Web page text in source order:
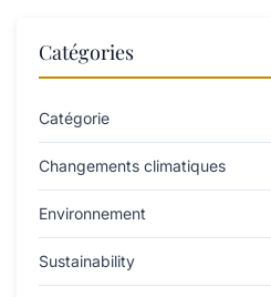
Catégories
Catégorie
Changements climatiques
Environnement
Sustainability